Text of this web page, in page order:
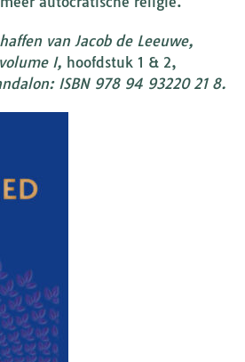
van Jacob de Leeuwe,
I, hoofdstuk 1 & 2,
ISBN 978 94 93220 21 8.